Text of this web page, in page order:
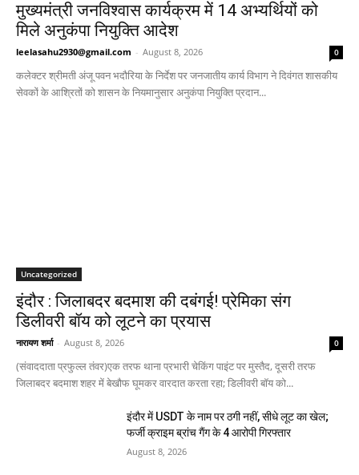
मुख्यमंत्री जनविश्वास कार्यक्रम में 14 अभ्यर्थियों को
मिले अनुकंपा नियुक्ति आदेश
leelasahu2930@gmail.com - August 8, 2026 0
कलेक्टर श्रीमती अंजू पवन भदौरिया के निर्देश पर जनजातीय कार्य विभाग ने दिवंगत शासकीय
सेवकों के आश्रितों को शासन के नियमानुसार अनुकंपा नियुक्ति प्रदान...
Uncategorized
इंदौर : जिलाबदर बदमाश की दबंगई! प्रेमिका संग
डिलीवरी बॉय को लूटने का प्रयास
नारायण शर्मा - August 8, 2026 0
(संवाददाता प्रफुल्ल तंवर)एक तरफ थाना प्रभारी चेकिंग पाइंट पर मुस्तैद, दूसरी तरफ
जिलाबदर बदमाश शहर में बेखौफ घूमकर वारदात करता रहा; डिलीवरी बॉय को...
इंदौर में USDT के नाम पर ठगी नहीं, सीधे लूट का खेल;
फर्जी क्राइम ब्रांच गैंग के 4 आरोपी गिरफ्तार
August 8, 2026